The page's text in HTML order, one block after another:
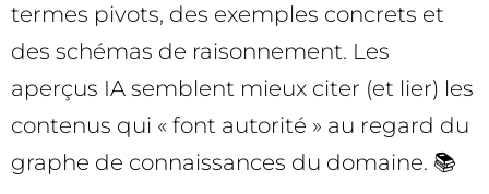
termes pivots, des exemples concrets et
des schémas de raisonnement. Les
aperçus IA semblent mieux citer (et lier) les
contenus qui « font autorité » au regard du
graphe de connaissances du domaine. 📚